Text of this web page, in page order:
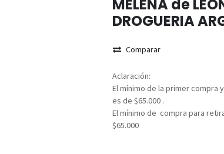
MELENA de
DROGUERIA
Comparar
Aclaración:
El mínimo de la primer compra
es de $65.000 .
El mínimo de compra para
$65.000